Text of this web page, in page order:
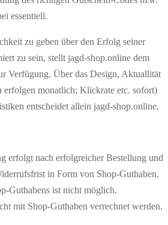
essentiell.
zu geben über den Erfolg seiner
zu sein, stellt jagd-shop.online dem
Verfügung. Über das Design, Aktuallität
monatlich; Klickrate etc. sofort)
entscheidet allein jagd-shop.online.
erfolgt nach erfolgreicher Bestellung und
in Form von Shop-Guthaben.
Guthabens ist nicht möglich.
mit Shop-Guthaben verrechnet werden.